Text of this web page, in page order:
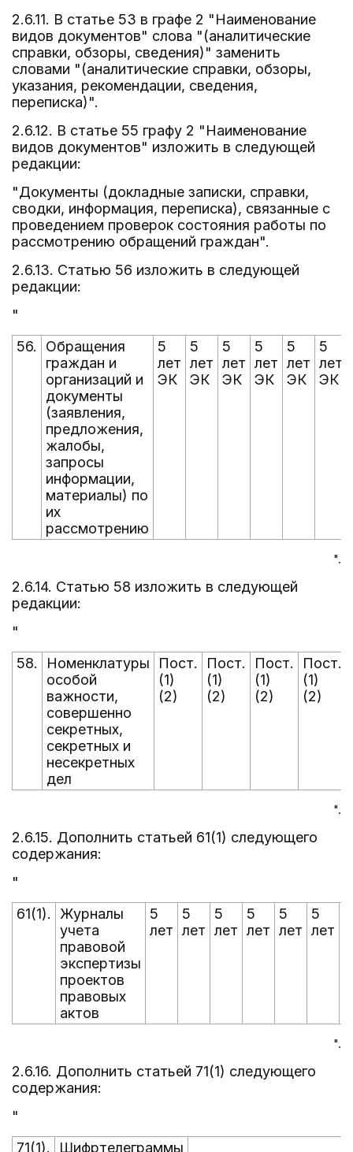
2.6.11. В статье 53 в графе 2 "Наименование
видов документов" слова "(аналитические
справки, обзоры, сведения)" заменить
словами "(аналитические справки, обзоры,
указания, рекомендации, сведения,
переписка)".
2.6.12. В статье 55 графу 2 "Наименование
видов документов" изложить в следующей
редакции:
"Документы (докладные записки, справки,
сводки, информация, переписка), связанные с
проведением проверок состояния работы по
рассмотрению обращений граждан".
2.6.13. Статью 56 изложить в следующей
редакции:
"
56.
Обращения
граждан и
организаций и
документы
(заявления,
предложения,
жалобы,
запросы
информации,
материалы) по
их
рассмотрению
5
лет
ЭК
5
лет
ЭК
5
лет
ЭК
5
лет
ЭК
5
лет
ЭК
5
лет
ЭК
".
2.6.14. Статью 58 изложить в следующей
редакции:
"
58.
Номенклатуры
особой
важности,
совершенно
секретных,
секретных и
несекретных
дел
Пост.
(1)
(2)
Пост.
(1)
(2)
Пост.
(1)
(2)
Пост.
(1)
(2)
".
2.6.15. Дополнить статьей 61(1) следующего
содержания:
"
61(1).
Журналы
учета
правовой
экспертизы
проектов
правовых
актов
5
лет
5
лет
5
лет
5
лет
5
лет
5
лет
".
2.6.16. Дополнить статьей 71(1) следующего
содержания:
"
71(1).
Шифртелеграммы